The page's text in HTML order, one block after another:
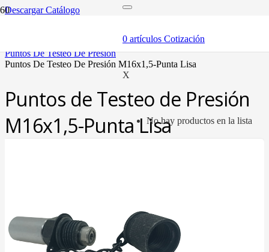
0 artículos Cotización
X
No hay productos en la lista
Descargar Catálogo
puntos de testeo de presión
puntos de testeo de presión m16x1,5-punta lisa
Puntos de Testeo de Presión
M16x1,5-Punta Lisa